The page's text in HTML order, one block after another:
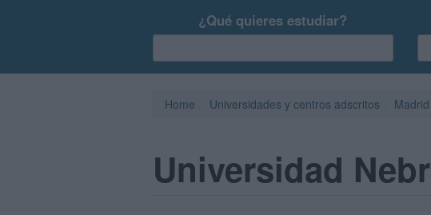
¿Qué quieres estudiar?
Home Universidades y centros adscritos Madrid
Universidad